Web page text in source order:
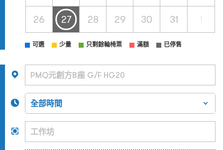
26 27 28 29 30 31
可選 少量 只剩餘輪椅票 滿額 已停售